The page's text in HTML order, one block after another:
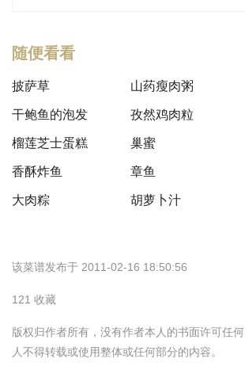
随便看看
披萨草
干鲍鱼的泡发
榴莲芝士蛋糕
香酥炸鱼
大肉粽
山药瘦肉粥
孜然鸡肉粒
巢蜜
章鱼
胡萝卜汁
该菜谱发布于 2011-02-16 18:50:56
121 收藏
版权归作者所有，没有作者本人的书面许可任何
人不得转载或使用整体或任何部分的内容。